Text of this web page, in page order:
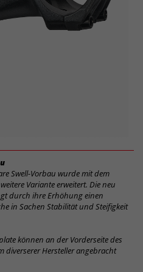
Swell-Vorbau wurde mit dem
Variante erweitert. Die neu
durch ihre Erhöhung einen
in Sachen Stabilität und Steifigkeit
können an der Vorderseite des
diverserer Hersteller angebracht